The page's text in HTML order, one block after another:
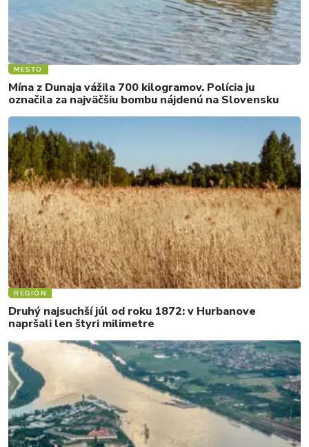
MESTO
Mína z Dunaja vážila 700 kilogramov. Polícia ju
označila za najväčšiu bombu nájdenú na Slovensku
REGIÓN
Druhý najsuchší júl od roku 1872: v Hurbanove
napršali len štyri milimetre